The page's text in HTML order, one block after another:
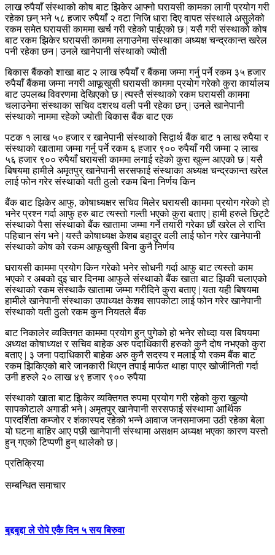
लाख रुपैयाँ संस्थाको कोष बाट झिकेर आफ्नो घरायसी कामका लागी प्रयोग गरी
रहेका छन् भने ५८ हजार रुपैयाँ २ वटा निजि धारा दिए वापत संस्थाले असुलेको
रकम समेत घरायसी काममा खर्च गरी रहेको पाईएको छ | यसै गरी संस्थाको कोष
बाट रकम झिकेर घरायसी काममा लगाउनेमा संस्थाका अध्यक्ष चन्द्रकान्त खरेल
पनी रहेका छन | उनले खानेपानी संस्थाको ज्योती
बिकास बैंकको शाखा बाट २ लाख रुपैयाँ र बैंकमा जम्मा गर्नु पर्ने रकम ३५ हजार
रुपैयाँ बैंकमा जम्मा नगरी आफूखुसी घरायसी काममा प्रयोग गरेको कुरा कार्यालय
बाट उपलब्ध विवरणमा देखिएको छ | त्यस्तै संस्थाको रकम घरायसी काममा
चलाउनेमा संस्थाका सचिव दशरथ वली पनी रहेका छन् | उनले खानेपानी
संस्थाको नाममा रहेको ज्योती बिकास बैंक बाट एक
पटक १ लाख ५० हजार र खानेपानी संस्थाको सिद्वार्थ बैंक बाट १ लाख रुपैया र
संस्थाको खातामा जम्मा गर्नु पर्ने रकम ६ हजार ९०० रुपैयाँ गरी जम्मा २ लाख
५६ हजार ९०० रुपैयाँ घरायसी काममा लगाई रहेको कुरा खुल्न आएको छ | यसै
बिषयमा हामीले अमृतपुर् खानेपानी सरसफाई संस्थाका अध्यक्ष चन्द्रकान्त खरेल
लाई फोन गरेर संस्थाको यती ठुलो रकम बिना निर्णय किन
बैंक बाट झिकेर आफु, कोषाध्यक्षर सचिव मिलेर घरायसी काममा प्रयोग गरेको हो
भनेर प्रश्न गर्दा आफु हरु बाट त्यस्तो गल्ती भएको कुरा बताए | हामी हरुले छिट्टै
संस्थाको पैसा संस्थाको बैंक खातामा जम्मा गर्ने तयारी गरेका छौं खरेल ले राप्ति
पहिचान संग भने | यस्तै कोषाध्यक्ष केशब बहादुर वली लाई फोन गरेर खानेपानी
संस्थाको कोष को रकम आफूखुसी बिना कुनै निर्णय
घरायसी काममा प्रयोग किन गरेको भनेर सोधनी गर्दा आफु बाट त्यस्तो काम
भएको र अबको दुइ चार दिनमा आफुले संस्थाको बैंक खाता बाट झिकी चलाएको
संस्थाको रकम संस्थाकै खातामा जम्मा गरीदिने कुरा बताए | यता यही बिषयमा
हामीले खानेपानी संस्थाका उपाध्यक्ष केशव सापकोटा लाई फोन गरेर खानेपानी
संस्थाको यती ठुलो रकम कुन नियतले बैंक
बाट निकालेर व्यक्तिगत काममा प्रयोग हुन् पुगेको हो भनेर सोध्दा यस बिषयमा
अध्यक्ष कोषाध्यक्ष र सचिव बाहेक अरु पदाधिकारी हरुको कुनै दोष नभएको कुरा
बताए | ३ जना पदाधिकारी बाहेक अरु कुनै सदस्य र मलाई यो रकम बैंक बाट
रकम झिकिएको बारे जानकारी थिएन तपाई मार्फत थाहा पाएर खोजीनिती गर्दा
उनी हरुले २० लाख ४९ हजार ९०० रुपैया
संस्थाको खाता बाट झिकेर व्यक्तिगत रुपमा प्रयोग गरी रहेको कुरा खुल्यो
सापकोटाले अगाडी भने | अमृतपुर् खानेपानी सरसफाई संस्थामा आर्थिक
पारदर्शिता कम्जोर र शंकास्पद रहेको भन्ने आवाज जनसमाजमा उठी रहेका बेला
यो घटना बाहिर आए पछी खानेपानी संस्थामा असक्षम अध्यक्ष भएका कारण यस्तो
हुन् गएको टिप्पणी हुन् थालेको छ |
प्रतिक्रिया
सम्बन्धित समाचार
बृद्दबृद्दा ले रोपे एकै दिन ५ सय बिरुवा